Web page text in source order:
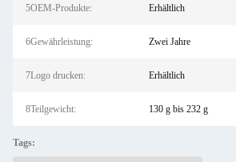
5OEM-Produkte: Erhältlich
6Gewährleistung: Zwei Jahre
7Logo drucken: Erhältlich
8Teilgewicht: 130 g bis 232 g
Tags: